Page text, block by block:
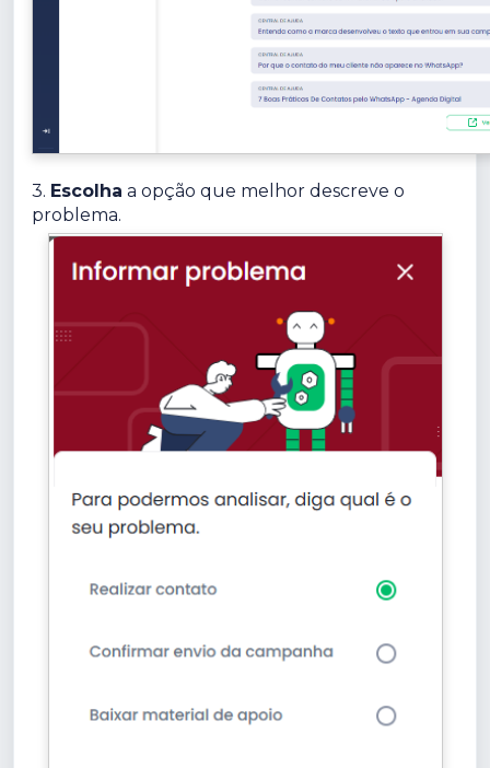
3. Escolha a opção que melhor descreve o
problema.